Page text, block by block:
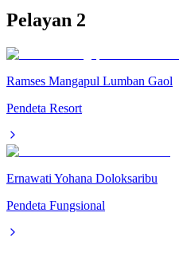
Pelayan 2
Ramses Mangapul Lumban Gaol
Pendeta Resort
Ernawati Yohana Doloksaribu
Pendeta Fungsional